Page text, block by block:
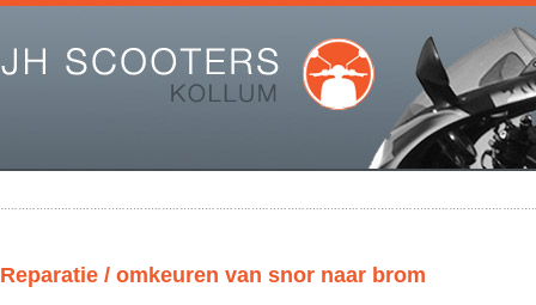
Reparatie / omkeuren van snor naar brom